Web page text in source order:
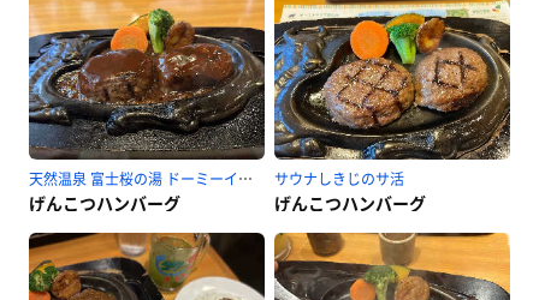
天然温泉 富士桜の湯 ドーミーインEXPRESS富士山御殿場のサ活
げんこつハンバーグ
サウナしきじのサ活
げんこつハンバーグ